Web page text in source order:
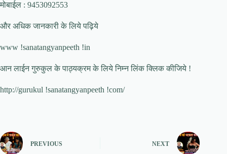
मोबाईल : 9453092553
और अधिक जानकारी के लिये पढ़िये
www !sanatangyanpeeth !in
आन लाईन गुरुकुल के पाठ्यक्रम के लिये निम्न लिंक क्लिक कीजिये !
http://gurukul !sanatangyanpeeth !com/
PREVIOUS NEXT